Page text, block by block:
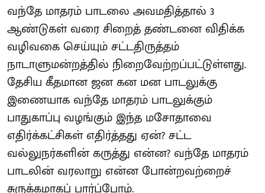
வந்தே மாதரம் பாடலை அவமதித்தால் 3
ஆண்டுகள் வரை சிறைத் தண்டனை விதிக்க
வழிவகை செய்யும் சட்டதிருத்தம்
நாடாளுமன்றத்தில் நிறைவேற்றப்பட்டுள்ளது.
தேசிய கீதமான ஜன கன மன பாடலுக்கு
இணையாக வந்தே மாதரம் பாடலுக்கும்
பாதுகாப்பு வழங்கும் இந்த மசோதாவை
எதிர்க்கட்சிகள் எதிர்த்தது ஏன்? சட்ட
வல்லுநர்களின் கருத்து என்ன? வந்தே மாதரம்
பாடலின் வரலாறு என்ன போன்றவற்றைச்
சுருக்கமாகப் பார்ப்போம்.